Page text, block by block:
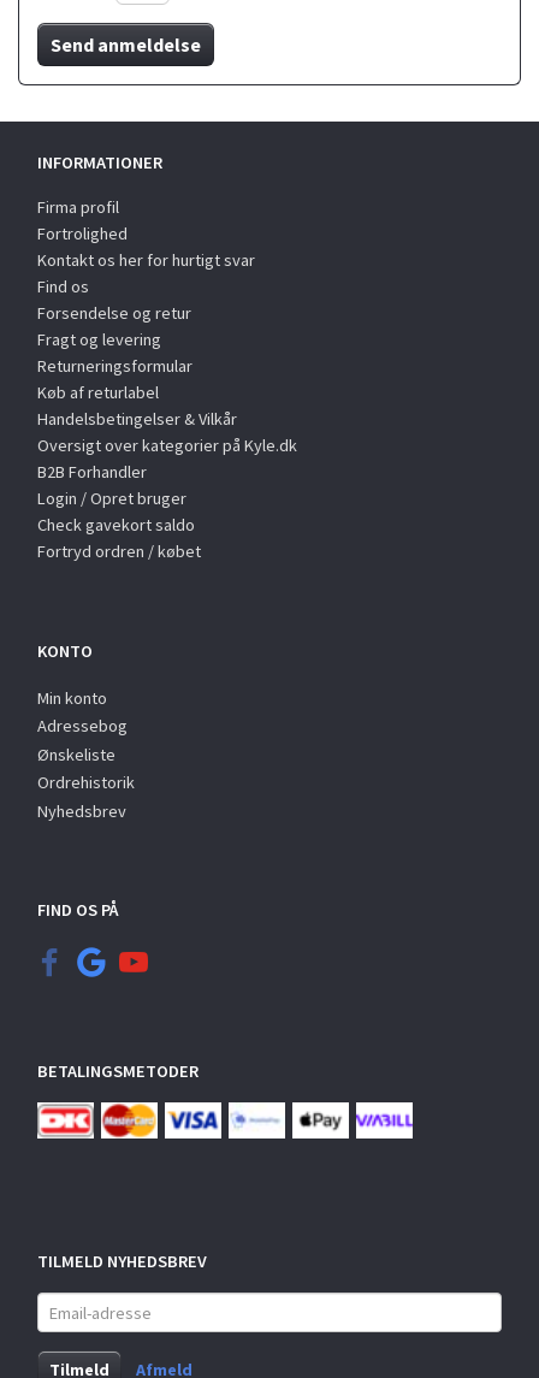
Send anmeldelse
INFORMATIONER
Firma profil
Fortrolighed
Kontakt os her for hurtigt svar
Find os
Forsendelse og retur
Fragt og levering
Returneringsformular
Køb af returlabel
Handelsbetingelser & Vilkår
Oversigt over kategorier på Kyle.dk
B2B Forhandler
Login / Opret bruger
Check gavekort saldo
Fortryd ordren / købet
KONTO
Min konto
Adressebog
Ønskeliste
Ordrehistorik
Nyhedsbrev
FIND OS PÅ
BETALINGSMETODER
TILMELD NYHEDSBREV
Email-
adresse
Tilmeld
Afmeld